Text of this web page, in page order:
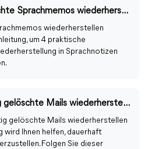
4 Möglichkeiten: gelöschte Sprachmemos wiederherstellen iPhone
wiederherstellen
um 4 praktische
in Sprachnotizen
Wie kann man endgültig gelöschte Mails wiederherstellen auf iPhone?
gelöschte Mails wiederherstellen
wird Ihnen helfen, dauerhaft
Folgen Sie dieser